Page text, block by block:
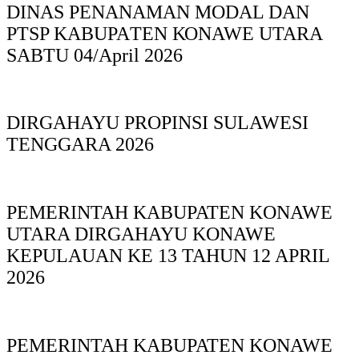
DINAS PΕΝΑΝΑΜAN MODAL DAN
PTSP KABUPAΤΕΝ ΚΟNAWE UTARA
SABTU 04/April 2026
DIRGAHAYU PROPINSI SULAWESI
TENGGARA 2026
PEMERINTAH KABUPATEN KONAWE
UTARA DIRGAHAYU KONAWE
KEPULAUAN KE 13 TAHUN 12 APRIL
2026
PEMERINTAH KABUPATEN KONAWE